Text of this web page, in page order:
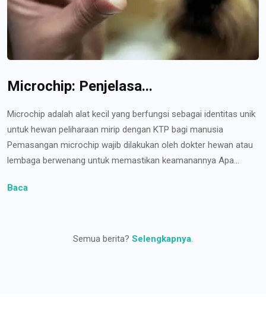
Microchip: Penjelasa...
Microchip adalah alat kecil yang berfungsi sebagai identitas unik
untuk hewan peliharaan mirip dengan KTP bagi manusia
Pemasangan microchip wajib dilakukan oleh dokter hewan atau
lembaga berwenang untuk memastikan keamanannya Apa...
Baca
Semua berita? Selengkapnya